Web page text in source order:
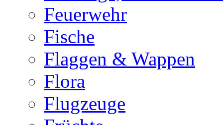
Feuerwehr
Fische
Flaggen & Wappen
Flora
Flugzeuge